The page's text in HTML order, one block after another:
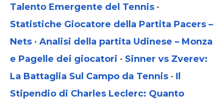
Talento Emergente del Tennis •
Statistiche Giocatore della Partita Pacers –
Nets • Analisi della partita Udinese – Monza
e Pagelle dei giocatori • Sinner vs Zverev:
La Battaglia Sul Campo da Tennis • Il
Stipendio di Charles Leclerc: Quanto